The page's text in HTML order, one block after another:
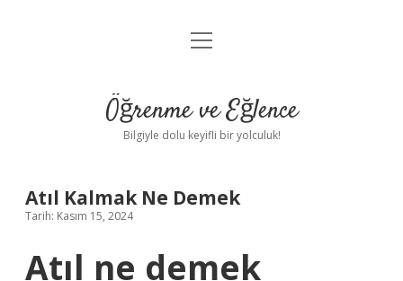
Anasayfa
Yasal Uyarı
menüyü
Öğrenme ve Eğlence
Bilgiyle dolu keyifli bir yolculuk!
Atıl Kalmak Ne Demek
Tarih: Kasım 15, 2024
Atıl ne demek